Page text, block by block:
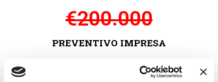
PREVENTIVO IMPRESA
€200.000